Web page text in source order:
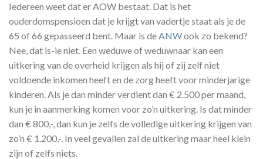
Iedereen weet dat er AOW bestaat. Dat is het
ouderdomspensioen dat je krijgt van vadertje staat als je de
65 of 66 gepasseerd bent. Maar is deANWook zo bekend?
Nee, dat is-ie niet. Een weduwe of weduwnaar kan een
uitkering van de overheid krijgen als hij of zij zelf niet
voldoende inkomen heeft en de zorg heeft voor minderjarige
kinderen. Als je dan minder verdient dan € 2.500 per maand,
kun je in aanmerking komen voor zo’n uitkering. Is dat minder
dan € 800,-, dan kun je zelfs de volledige uitkering krijgen van
zo’n € 1.200,-. In veel gevallen zal de uitkering maar heel klein
zijn of zelfs niets.